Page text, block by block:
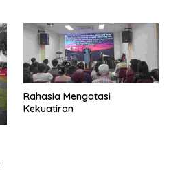
Rahasia Mengatasi
Kekuatiran